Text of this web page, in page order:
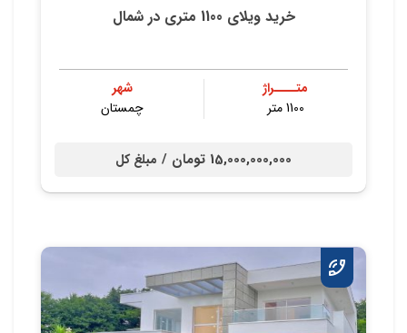
خرید ویلای 1100 متری در شمال
متــــراژ
1100 متر
شهر
چمستان
15,000,000,000 تومان / مبلغ کل